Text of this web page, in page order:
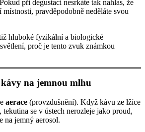
při degustaci nesrkáte tak nahlas, že
pravděpodobně neděláte svou
hluboké fyzikální a biologické
proč je tento zvuk známkou
na jemnou mlhu
aerace (provzdušnění). Když kávu ze lžíce
tekutina se v ústech nerozleje jako proud,
na jemný aerosol.